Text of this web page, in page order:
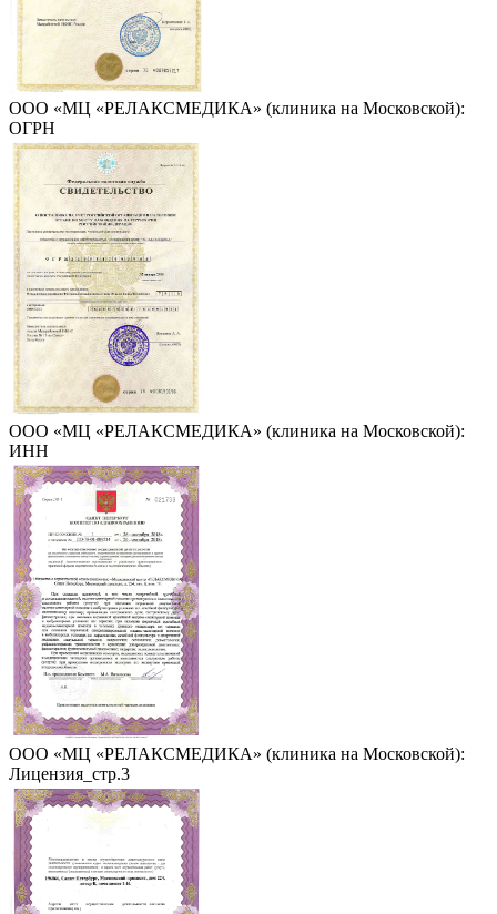
ООО «МЦ «РЕЛАКСМЕДИКА» (клиника на Московской):
ОГРН
ООО «МЦ «РЕЛАКСМЕДИКА» (клиника на Московской):
ИНН
ООО «МЦ «РЕЛАКСМЕДИКА» (клиника на Московской):
Лицензия_стр.3